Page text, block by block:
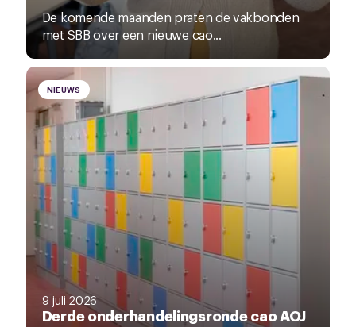
De komende maanden praten de vakbonden
met SBB over een nieuwe cao...
NIEUWS
9 juli 2026
Derde onderhandelingsronde cao AOJ